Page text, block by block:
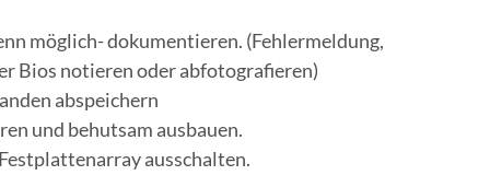
möglich- dokumentieren. (Fehlermeldung,
Bios notieren oder abfotografieren)
abspeichern
und behutsam ausbauen.
ausschalten.